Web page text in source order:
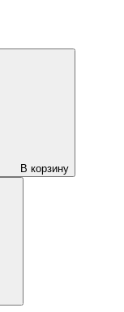
В корзину